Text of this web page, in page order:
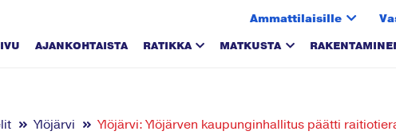
Ammattilaisille
AJANKOHTAISTA RATIKKA MATKUSTA
Ylöjärvi
Ylöjärvi: Ylöjärven kaupunginhallitus päätti